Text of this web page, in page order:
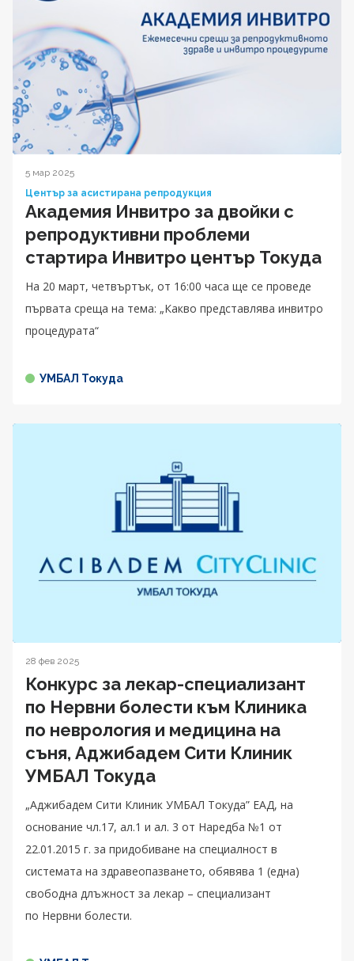
5 мар 2025
Център за асистирана репродукция
Академия Инвитро за двойки с
репродуктивни проблеми
стартира Инвитро център Токуда
На 20 март, четвъртък, от 16:00 часа ще се проведе
първата среща на тема: „Какво представлява инвитро
процедурата“
УМБАЛ Токуда
28 фев 2025
Конкурс за лекар-специализант
по Нервни болести към Клиника
по неврология и медицина на
съня, Аджибадем Сити Клиник
УМБАЛ Токуда
„Аджибадем Сити Клиник УМБАЛ Токуда” ЕАД, на
основание чл.17, ал.1 и ал. 3 от Наредба №1 от
22.01.2015 г. за придобиване на специалност в
системата на здравеопазването, обявява 1 (една)
свободна длъжност за лекар – специализант
по Нервни болести.